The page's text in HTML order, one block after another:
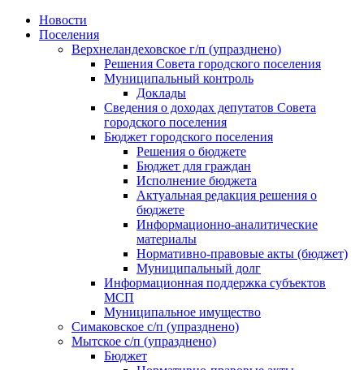
Skip
Новости
Поселения
Верхнеландеховское г/п (упразднено)
Решения Совета городского поселения
Муниципальный контроль
Доклады
Сведения о доходах депутатов Совета
городского поселения
Бюджет городского поселения
Решения о бюджете
Бюджет для граждан
Исполнение бюджета
Актуальная редакция решения о
бюджете
Информационно-аналитические
материалы
Нормативно-правовые акты (бюджет)
Муниципальный долг
Информационная поддержка субъектов
МСП
Муниципальное имущество
Симаковское с/п (упразднено)
Мытское с/п (упразднено)
Бюджет